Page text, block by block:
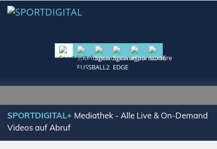
SPORTDIGITAL+ Mediathek - Alle Live & On-Demand
Videos auf Abruf